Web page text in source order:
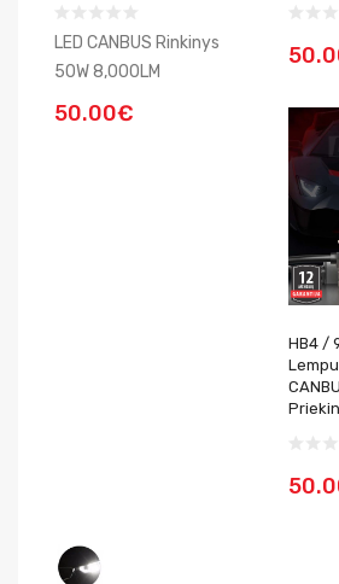
LED CANBUS Rinkinys
50W 8,000LM
50.00€
HB4 /